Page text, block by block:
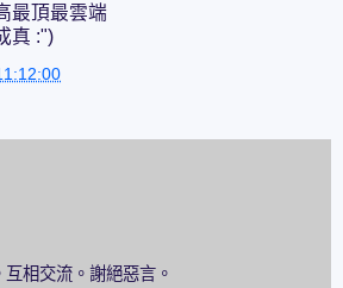
最頂最雲端
真 :")
相交流。謝絕惡言。